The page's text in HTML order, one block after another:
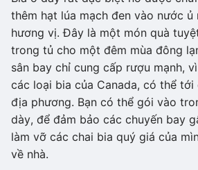
thêm hạt lúa mạch đen vào nước ủ
hương vị. Đây là một món quà
trong tủ cho một đêm mùa đông
sân bay chỉ cung cấp rượu mạnh,
các loại bia của Canada, có thể tới
địa phương. Bạn có thể gói vào
dày, để đảm bảo các chuyến bay
làm vỡ các chai bia quý giá của
về nhà.